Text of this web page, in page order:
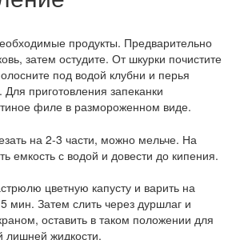
продукты. Предварительно
затем остудите. От шкурки почистите
под водой клубни и перья
Для приготовления запеканки
филе в размороженном виде.
на 2-3 части, можно мельче. На
емкость с водой и довести до кипения.
цветную капусту и варить на
мин. Затем слить через дуршлаг и
оставить в таком положении для
лишней жидкости.